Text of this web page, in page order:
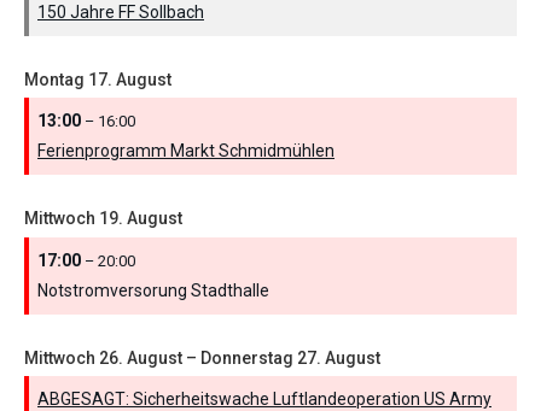
150 Jahre FF Sollbach
Montag 17. August
13:00 – 16:00
Ferienprogramm Markt Schmidmühlen
Mittwoch 19. August
17:00 – 20:00
Notstromversorung Stadthalle
Mittwoch 26. August – Donnerstag 27. August
ABGESAGT: Sicherheitswache Luftlandeoperation US Army